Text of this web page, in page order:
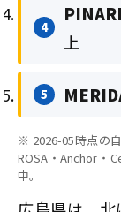
4
上
5
※ 2026-05時点の
ROSA・Anchor・
中。